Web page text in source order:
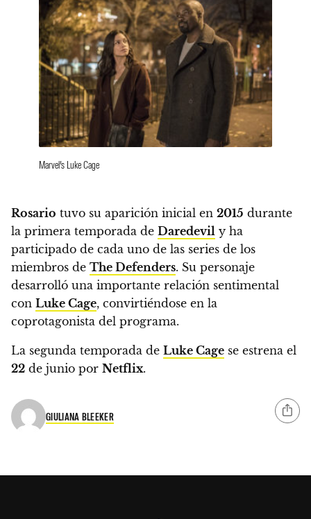
Marvel’s Luke Cage
Rosario tuvo su aparición inicial en 2015 durante
la primera temporada de Daredevil y ha
participado de cada uno de las series de los
miembros de The Defenders. Su personaje
desarrolló una importante relación sentimental
con Luke Cage, convirtiéndose en la
coprotagonista del programa.
La segunda temporada de Luke Cage se estrena el
22 de junio por Netflix.
GIULIANA BLEEKER